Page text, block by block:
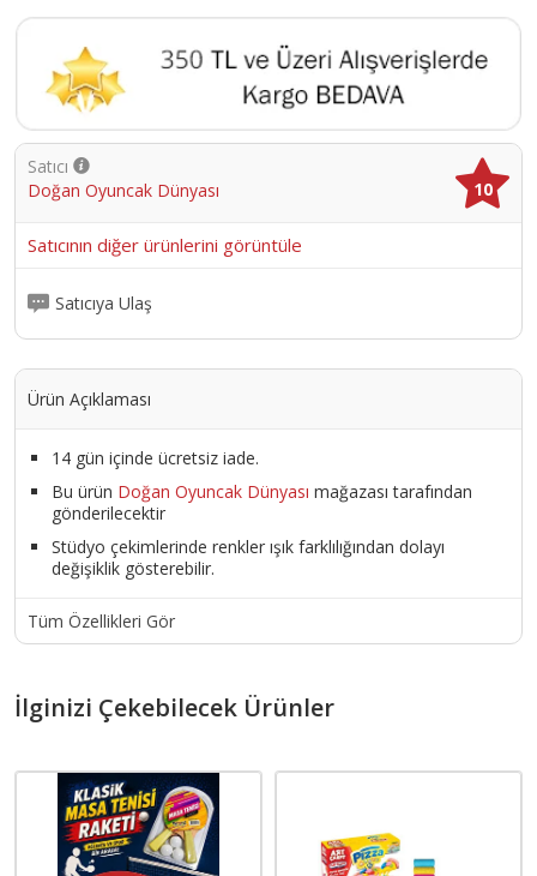
öğrenmeyi sevmelerini sağlayarak, eğlenceli bir matematik
yolculuğuna çıkın.; ; Monkeya ile matematik sadece bir oyun, ve her
oyun onları bir adım daha zekâlı yapıyor! ; Eğlencenin ve
öğrenmenin mükemmel bir birleşimi olan Monkeya'yı hemen
keşfedin.; ; Çocuklarınızın matematik dünyasını renklendirin!.
Ürün Kodu :1796-DoğanOyuncakDünyası-4074
Satıcı
Doğan Oyuncak Dünyası
10
Satıcının diğer ürünlerini görüntüle
Satıcıya Ulaş
Ürün Açıklaması
14 gün içinde ücretsiz iade.
Bu ürün Doğan Oyuncak Dünyası mağazası tarafından
gönderilecektir
Stüdyo çekimlerinde renkler ışık farklılığından dolayı
değişiklik gösterebilir.
Tüm Özellikleri Gör
İlginizi Çekebilecek Ürünler